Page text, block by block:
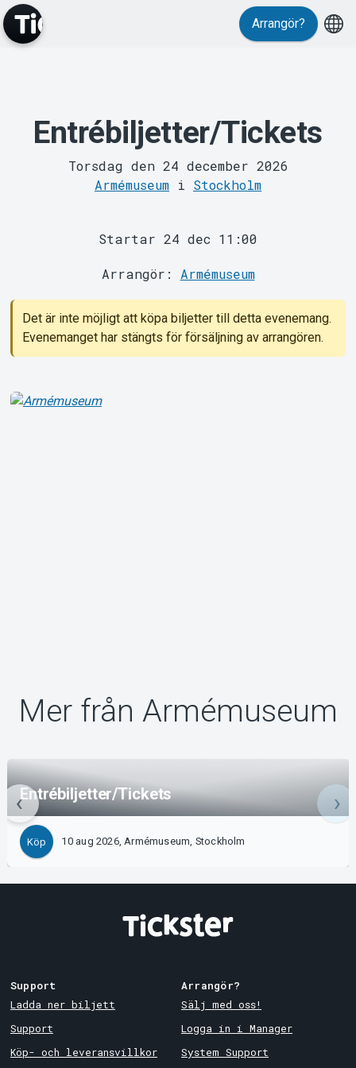
MyTickster
Arrangör?
Entrébiljetter/Tickets
Torsdag den 24 december 2026
Armémuseum i Stockholm
Startar 24 dec 11:00
Arrangör: Armémuseum
Det är inte möjligt att köpa biljetter till detta evenemang.
Evenemanget har stängts för försäljning av arrangören.
Mer från Armémuseum
Entrébiljetter/Tickets
Köp 10 aug 2026, Armémuseum, Stockholm
Support
Ladda ner biljett
Support
Köp- och leveransvillkor
Arrangör?
Sälj med oss!
Logga in i Manager
System Support